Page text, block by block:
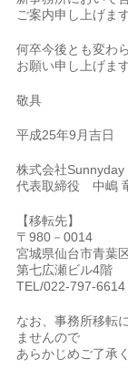
ご案内申し上げます
何卒今後とも変わ
お願い申し上げます
敬具
平成25年9月吉日
株式会社Sunnyday
代表取締役 中嶋
【移転先】
〒980－0014
宮城県仙台市青葉
第七広瀬ビル4階
TEL/022-797-
なお、事務所移転
ませんので
あらかじめご了承